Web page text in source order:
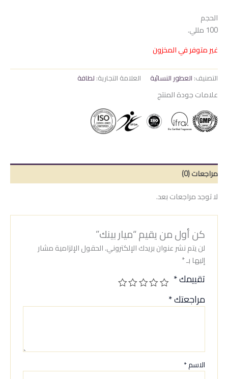
الحجم
100 مللي.
غير متوفر في المخزون
التصنيف: العطور النسائية العلامة التجارية: لطافة
علامات جودة المنتج
مراجعات (0)
لا توجد مراجعات بعد.
كن أول من يقيم “ميار بينك”
لن يتم نشر عنوان بريدك الإلكتروني.الحقول الإلزامية مشار
إليها بـ*
تقييمك*
مراجعتك*
الاسم*